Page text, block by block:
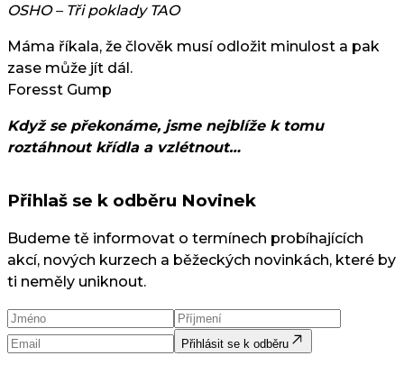
OSHO – Tři poklady TAO
Máma říkala, že člověk musí odložit minulost a pak
zase může jít dál.
Foresst Gump
Když se překonáme, jsme nejblíže k tomu
roztáhnout křídla a vzlétnout…
Přihlaš se k odběru Novinek
Budeme tě informovat o termínech probíhajících
akcí, nových kurzech a běžeckých novinkách, které by
ti neměly uniknout.
Přihlásit se k odběru